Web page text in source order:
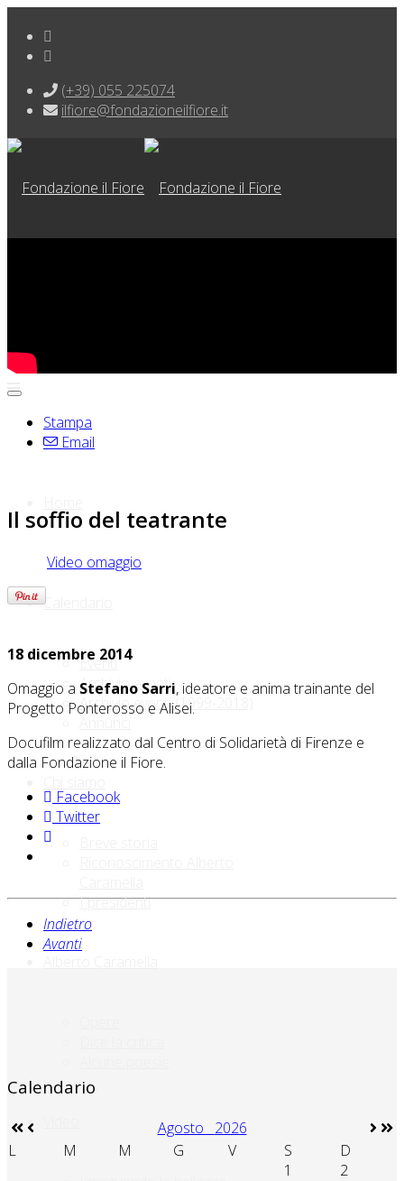
(+39) 055 225074
ilfiore@fondazioneilfiore.it
Calendario
Eventi
Archivio eventi
Archivio eventi (1999-2018)
I presidenti
Stampa
Email
Il soffio del teatrante
Video omaggio
18 dicembre 2014
Omaggio a Stefano Sarri, ideatore e anima trainante del
Progetto Ponterosso e Alisei.
Docufilm realizzato dal Centro di Solidarietà di Firenze e
dalla Fondazione il Fiore.
Facebook
Twitter
Indietro
Avanti
Calendario
Agosto 2026
L
M M G V S
D
1
2